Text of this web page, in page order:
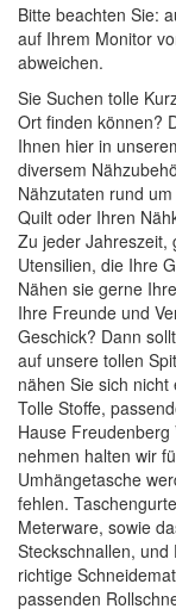
Bitte beachten Sie:
auf Ihrem Monitor
abweichen.
Sie Suchen tolle
Ort finden können?
Ihnen hier in
diversem
Nähzutaten rund
Quilt oder Ihren
Zu jeder Jahreszeit,
Utensilien, die Ihre
Nähen sie gerne
Ihre Freunde und
Geschick? Dann
auf unsere tollen
nähen Sie sich
Tolle Stoffe,
Hause
nehmen halten wir
Umhängetasche
fehlen. Taschengurte
Meterware, sowie
Steckschnallen, und
richtige
passenden